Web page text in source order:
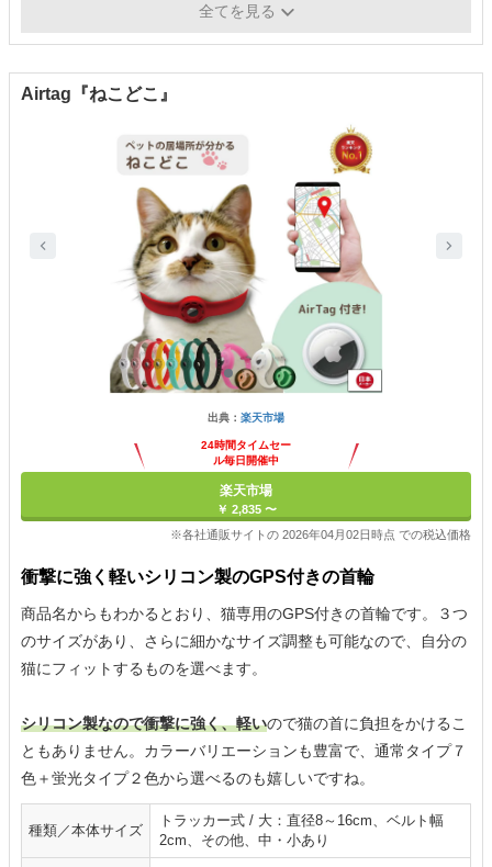
全てを見る
Airtag『ねこどこ』
出典： 楽天市場
24時間タイムセー
ル毎日開催中
楽天市場
￥ 2,835 〜
※各社通販サイトの 2026年04月02日時点 での税込価格
衝撃に強く軽いシリコン製のGPS付きの首輪
商品名からもわかるとおり、猫専用のGPS付きの首輪です。３つ
のサイズがあり、さらに細かなサイズ調整も可能なので、自分の
猫にフィットするものを選べます。
シリコン製なので衝撃に強く、軽いので猫の首に負担をかけるこ
ともありません。カラーバリエーションも豊富で、通常タイプ７
色＋蛍光タイプ２色から選べるのも嬉しいですね。
種類／本体サイズ
トラッカー式 / 大：直径8～16cm、ベルト幅
2cm、その他、中・小あり